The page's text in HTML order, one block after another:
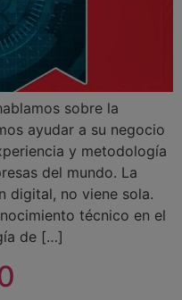
sobre la
ayudar a su negocio
y metodología
del mundo. La
digital, no viene sola.
técnico en el
de […]